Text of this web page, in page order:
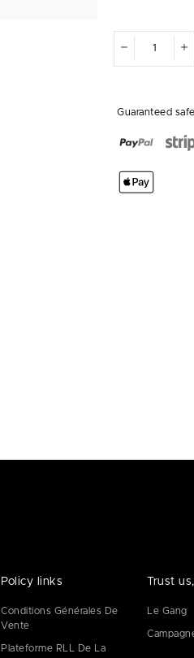
Guaranteed
Policy links
Conditions Générales De
Vente
Plateforme RLL De La
Trust
Le Gang